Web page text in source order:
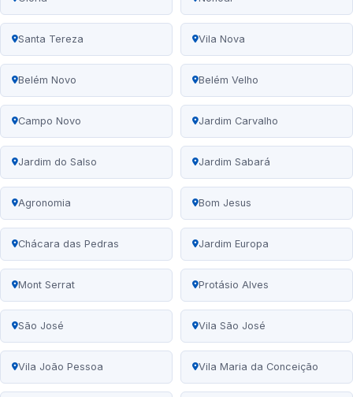
Santa Tereza Vila Nova
Belém Novo Belém Velho
Campo Novo Jardim Carvalho
Jardim do Salso Jardim Sabará
Agronomia Bom Jesus
Chácara das Pedras Jardim Europa
Mont Serrat Protásio Alves
São José Vila São José
Vila João Pessoa Vila Maria da Conceição